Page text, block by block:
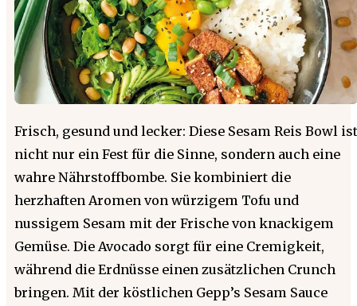
Frisch, gesund und lecker: Diese Sesam Reis Bowl ist
nicht nur ein Fest für die Sinne, sondern auch eine
wahre Nährstoffbombe. Sie kombiniert die
herzhaften Aromen von würzigem Tofu und
nussigem Sesam mit der Frische von knackigem
Gemüse. Die Avocado sorgt für eine Cremigkeit,
während die Erdnüsse einen zusätzlichen Crunch
bringen. Mit der köstlichen Gepp’s Sesam Sauce